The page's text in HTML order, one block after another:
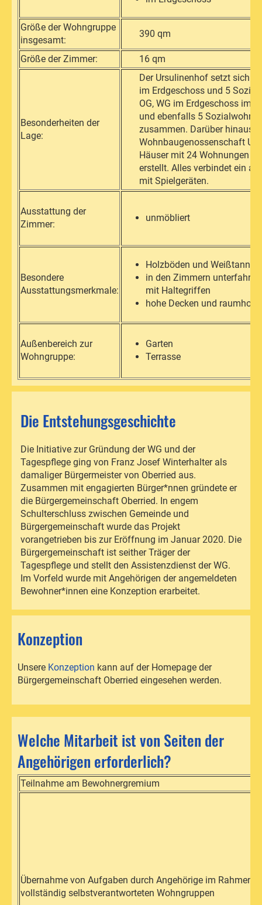
Größe der Wohngruppe
insgesamt:
390 qm
Größe der Zimmer: 16 qm
Besonderheiten der
Lage:
Der Ursulinenhof setzt sich
im Erdgeschoss und 5
OG, WG im Erdgeschoss im
und ebenfalls 5
zusammen. Darüber hinaus
Wohnbaugenossenschaft
Häuser mit 24 Wohnungen
erstellt. Alles verbindet ein
mit Spielgeräten.
Ausstattung der
Zimmer:
unmöbliert
Besondere
Ausstattungsmerkmale:
Holzböden und
in den Zimmern
mit Haltegriffen
hohe Decken und raumhohe
Außenbereich zur
Wohngruppe:
Garten
Terrasse
Die Entstehungsgeschichte
Die Initiative zur Gründung der WG und der
Tagespflege ging von Franz Josef Winterhalter als
damaliger Bürgermeister von Oberried aus.
Zusammen mit engagierten Bürger*nnen gründete er
die Bürgergemeinschaft Oberried. In engem
Schulterschluss zwischen Gemeinde und
Bürgergemeinschaft wurde das Projekt
vorangetrieben bis zur Eröffnung im Januar 2020. Die
Bürgergemeinschaft ist seither Träger der
Tagespflege und stellt den Assistenzdienst der WG.
Im Vorfeld wurde mit Angehörigen der angemeldeten
Bewohner*innen eine Konzeption erarbeitet.
Konzeption
Unsere Konzeption kann auf der Homepage der
Bürgergemeinschaft Oberried eingesehen werden.
Welche Mitarbeit ist von Seiten der
Angehörigen erforderlich?
Teilnahme am Bewohnergremium
Übernahme von Aufgaben durch Angehörige im Rahmen
vollständig selbstverantworteten Wohngruppen